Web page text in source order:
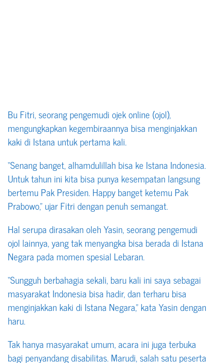
Bu Fitri, seorang pengemudi ojek online (ojol),
mengungkapkan kegembiraannya bisa menginjakkan
kaki di Istana untuk pertama kali.
“Senang banget, alhamdulillah bisa ke Istana Indonesia.
Untuk tahun ini kita bisa punya kesempatan langsung
bertemu Pak Presiden. Happy banget ketemu Pak
Prabowo,” ujar Fitri dengan penuh semangat.
Hal serupa dirasakan oleh Yasin, seorang pengemudi
ojol lainnya, yang tak menyangka bisa berada di Istana
Negara pada momen spesial Lebaran.
“Sungguh berbahagia sekali, baru kali ini saya sebagai
masyarakat Indonesia bisa hadir, dan terharu bisa
menginjakkan kaki di Istana Negara,” kata Yasin dengan
haru.
Tak hanya masyarakat umum, acara ini juga terbuka
bagi penyandang disabilitas. Marudi, salah satu peserta